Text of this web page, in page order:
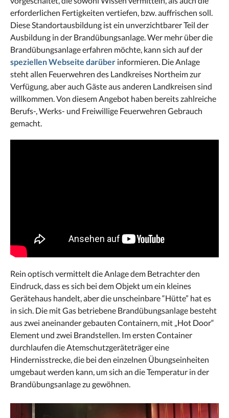
erforderlichen Fertigkeiten vertiefen, bzw. auffrischen soll.
Diese Standortausbildung ist ein unverzichtbarer Teil der
Ausbildung in der Brandübungsanlage. Wer mehr über die
Brandübungsanlage erfahren möchte, kann sich auf der
speziellen Webseite darüberinformieren. Die Anlage
steht allen Feuerwehren des Landkreises Northeim zur
Verfügung, aber auch Gäste aus anderen Landkreisen sind
willkommen. Von diesem Angebot haben bereits zahlreiche
Berufs-, Werks- und Freiwillige Feuerwehren Gebrauch
gemacht.
Rein optisch vermittelt die Anlage dem Betrachter den
Eindruck, dass es sich bei dem Objekt um ein kleines
Gerätehaus handelt, aber die unscheinbare “Hütte” hat es
in sich. Die mit Gas betriebene Brandübungsanlage besteht
aus zwei aneinander gebauten Containern, mit „Hot Door“
Element und zwei Brandstellen. Im ersten Container
durchlaufen die Atemschutzgeräteträger eine
Hindernisstrecke, die bei den einzelnen Übungseinheiten
umgebaut werden kann, um sich an die Temperatur in der
Brandübungsanlage zu gewöhnen.